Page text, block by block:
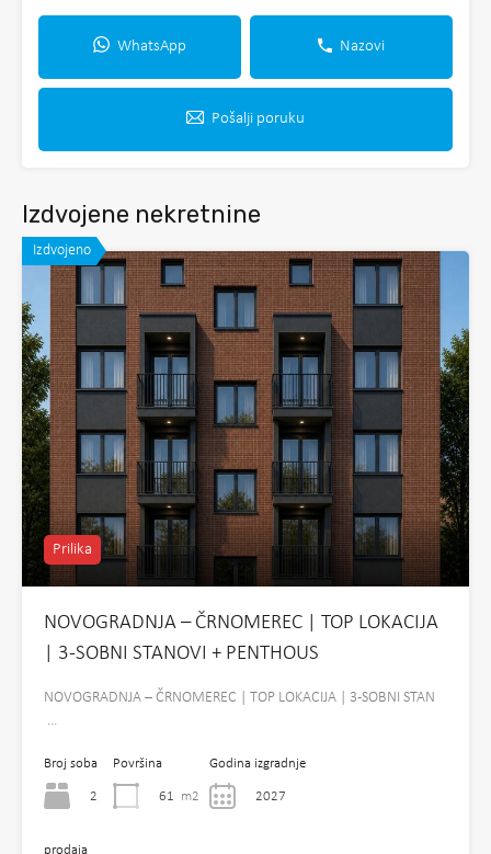
WhatsApp Nazovi
Pošalji poruku
Izdvojene nekretnine
Izdvojeno
Prilika
NOVOGRADNJA – ČRNOMEREC | TOP LOKACIJA
| 3-SOBNI STANOVI + PENTHOUS
NOVOGRADNJA – ČRNOMEREC | TOP LOKACIJA | 3-SOBNI STAN
…
Broj soba
2
Površina
61 m2
Godina izgradnje
2027
prodaja